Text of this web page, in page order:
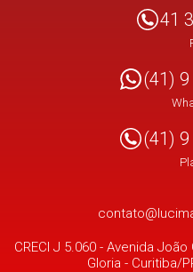
41
(41)
(41)
CRECI J 5.060 - Avenida João
Gloria - Curitiba/